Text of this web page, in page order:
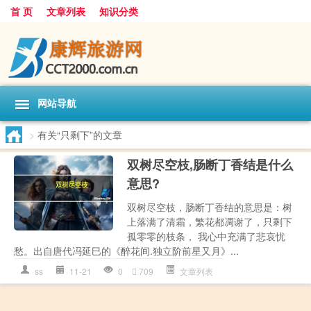
首 页 文章列表 知识分类
网站导航
> 有关“只剩下”的文章
双树尽空枝,肠断丁香结是什么
意思?
双树尽空枝，肠断丁香结的意思是：树
上落满了清霜，繁花都凋谢了，只剩下
孤零零的枝条， 我心中充满了悲哀忧
愁。出自唐代冯延巳的《醉花间.独立阶前星又月》...
ss 11-21 0 709 文章列表